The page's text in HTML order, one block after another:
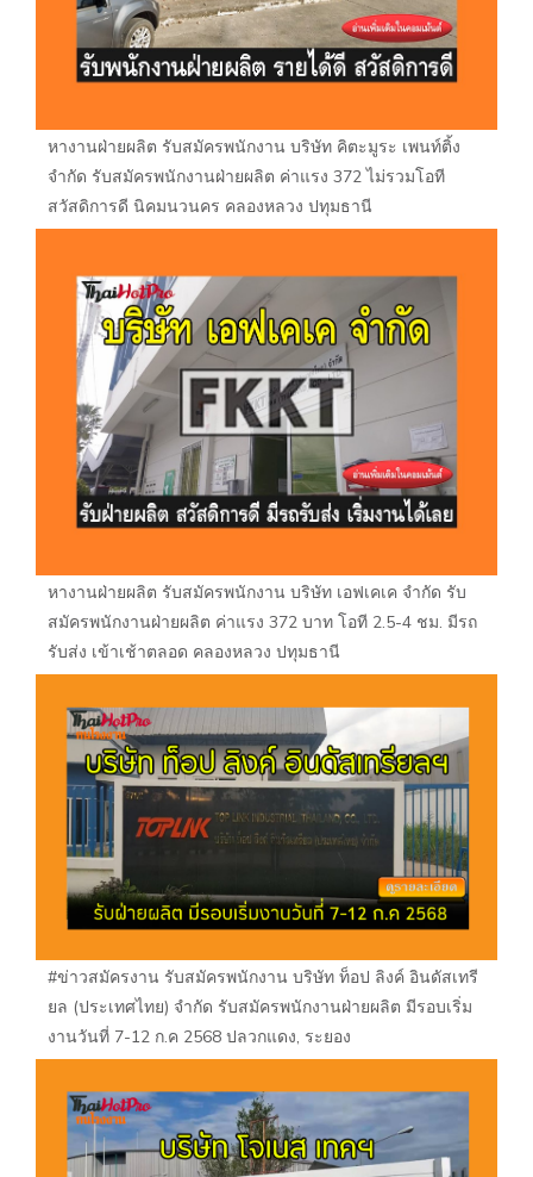
หางานฝ่ายผลิต รับสมัครพนักงาน บริษัท คิตะมูระ เพนท์ติ้ง
จำกัด รับสมัครพนักงานฝ่ายผลิต ค่าแรง 372 ไม่รวมโอที
สวัสดิการดี นิคมนวนคร คลองหลวง ปทุมธานี
หางานฝ่ายผลิต รับสมัครพนักงาน บริษัท เอฟเคเค จำกัด รับ
สมัครพนักงานฝ่ายผลิต ค่าแรง 372 บาท โอที 2.5-4 ชม. มีรถ
รับส่ง เข้าเช้าตลอด คลองหลวง ปทุมธานี
#ข่าวสมัครงาน รับสมัครพนักงาน บริษัท ท็อป ลิงค์ อินดัสเทรี
ยล (ประเทศไทย) จำกัด รับสมัครพนักงานฝ่ายผลิต มีรอบเริ่ม
งานวันที่ 7-12 ก.ค 2568 ปลวกแดง, ระยอง